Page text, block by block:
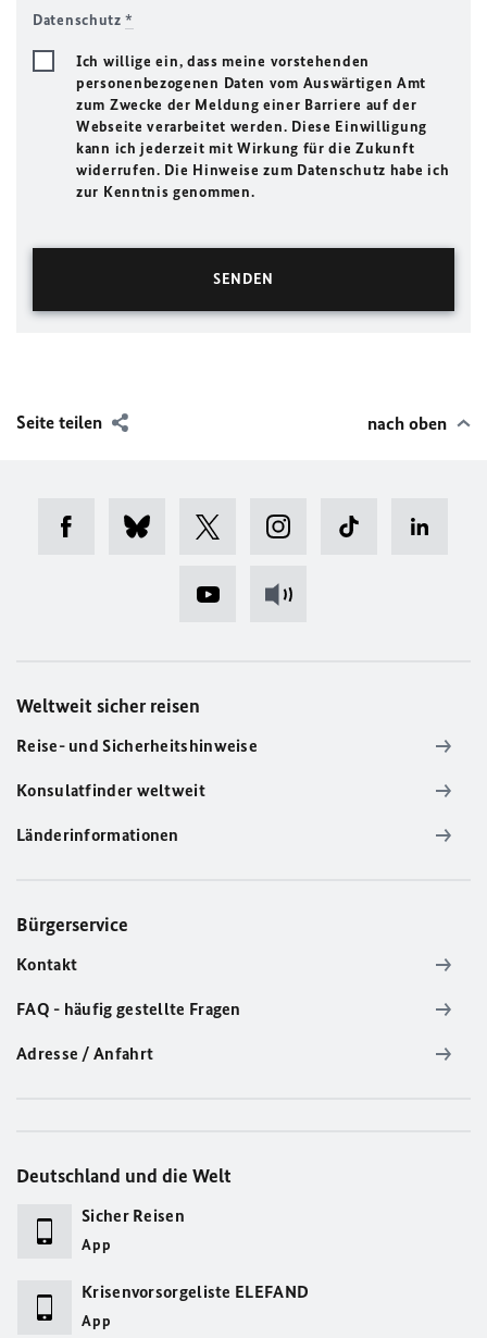
Datenschutz*
Ich willige ein, dass meine vorstehenden
personenbezogenen Daten vom Auswärtigen Amt
zum Zwecke der Meldung einer Barriere auf der
Webseite verarbeitet werden. Diese Einwilligung
kann ich jederzeit mit Wirkung für die Zukunft
widerrufen. Die Hinweise zum Datenschutz habe ich
zur Kenntnis genommen.
Seite teilen nach oben
Weltweit sicher reisen
Reise- und Sicherheitshinweise
Konsulatfinder weltweit
Länderinformationen
Bürgerservice
Kontakt
FAQ - häufig gestellte Fragen
Adresse / Anfahrt
Deutschland und die Welt
Sicher Reisen
App
Krisenvorsorgeliste ELEFAND
App